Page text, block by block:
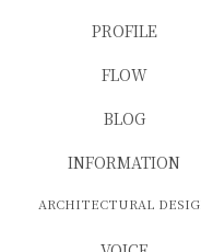
PROFILE
FLOW
BLOG
INFORMATION
ARCHITECTURAL